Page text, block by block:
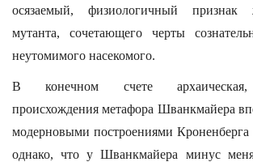
осязаемый, физиологичный признак
мутанта, сочетающего черты
неутомимого насекомого.
В конечном счете архаическая,
происхождения метафора Шванкмайера
модерновыми построениями
однако, что у Шванкмайера минус